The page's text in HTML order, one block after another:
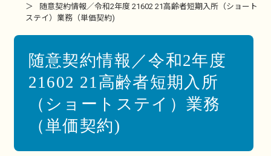
随意契約情報／令和2年度 21602 21高齢者短期入所（ショート
ステイ）業務（単価契約)
随意契約情報／令和2年度
21602 21高齢者短期入所
（ショートステイ）業務
（単価契約)